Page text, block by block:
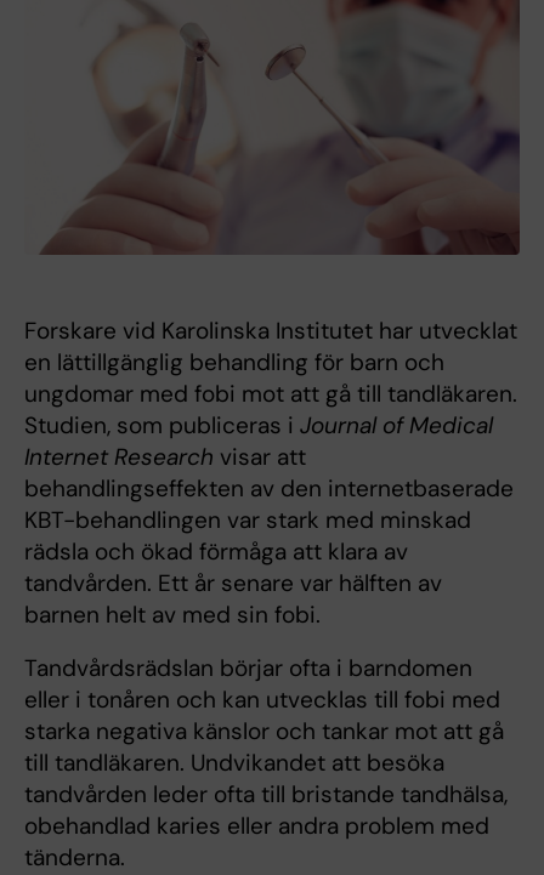
Forskare vid Karolinska Institutet har utvecklat
en lättillgänglig behandling för barn och
ungdomar med fobi mot att gå till tandläkaren.
Studien, som publiceras i Journal of Medical
Internet Research visar att
behandlingseffekten av den internetbaserade
KBT-behandlingen var stark med minskad
rädsla och ökad förmåga att klara av
tandvården. Ett år senare var hälften av
barnen helt av med sin fobi.
Tandvårdsrädslan börjar ofta i barndomen
eller i tonåren och kan utvecklas till fobi med
starka negativa känslor och tankar mot att gå
till tandläkaren. Undvikandet att besöka
tandvården leder ofta till bristande tandhälsa,
obehandlad karies eller andra problem med
tänderna.